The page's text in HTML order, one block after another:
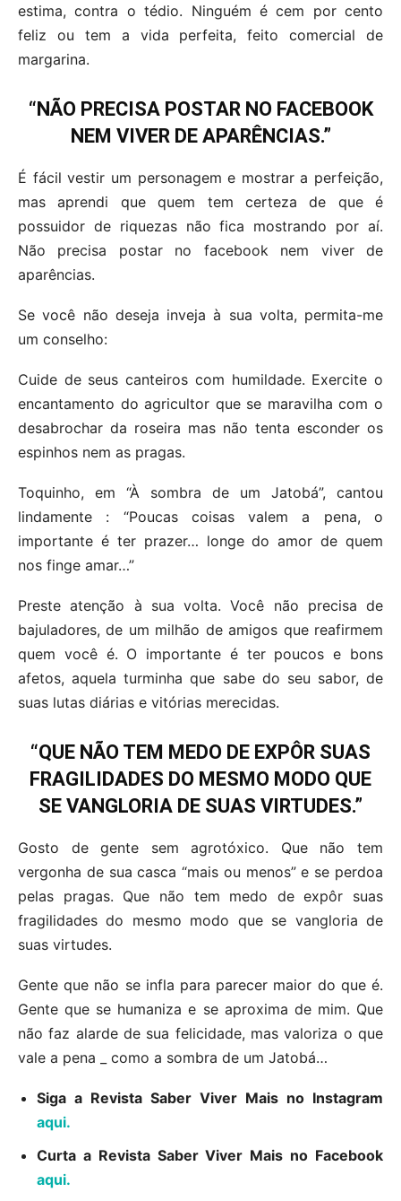
estima, contra o tédio. Ninguém é cem por cento
feliz ou tem a vida perfeita, feito comercial de
margarina.
“NÃO PRECISA POSTAR NO FACEBOOK
NEM VIVER DE APARÊNCIAS.”
É fácil vestir um personagem e mostrar a perfeição,
mas aprendi que quem tem certeza de que é
possuidor de riquezas não fica mostrando por aí.
Não precisa postar no facebook nem viver de
aparências.
Se você não deseja inveja à sua volta, permita-me
um conselho:
Cuide de seus canteiros com humildade. Exercite o
encantamento do agricultor que se maravilha com o
desabrochar da roseira mas não tenta esconder os
espinhos nem as pragas.
Toquinho, em “À sombra de um Jatobá”, cantou
lindamente : “Poucas coisas valem a pena, o
importante é ter prazer… longe do amor de quem
nos finge amar…”
Preste atenção à sua volta. Você não precisa de
bajuladores, de um milhão de amigos que reafirmem
quem você é. O importante é ter poucos e bons
afetos, aquela turminha que sabe do seu sabor, de
suas lutas diárias e vitórias merecidas.
“QUE NÃO TEM MEDO DE EXPÔR SUAS
FRAGILIDADES DO MESMO MODO QUE
SE VANGLORIA DE SUAS VIRTUDES.”
Gosto de gente sem agrotóxico. Que não tem
vergonha de sua casca “mais ou menos” e se perdoa
pelas pragas. Que não tem medo de expôr suas
fragilidades do mesmo modo que se vangloria de
suas virtudes.
Gente que não se infla para parecer maior do que é.
Gente que se humaniza e se aproxima de mim. Que
não faz alarde de sua felicidade, mas valoriza o que
vale a pena _ como a sombra de um Jatobá…
Siga a Revista Saber Viver Mais no Instagram
aqui.
Curta a Revista Saber Viver Mais no Facebook
aqui.